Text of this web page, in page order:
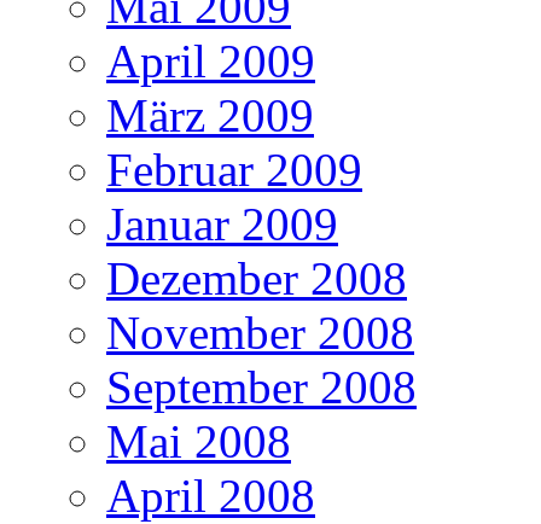
April 2009
März 2009
Februar 2009
Januar 2009
Dezember 2008
November 2008
September 2008
Mai 2008
April 2008